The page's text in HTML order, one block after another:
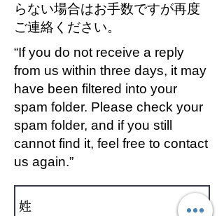
らない場合はお手数ですが再度
ご連絡ください。
“If you do not receive a reply
from us within three days, it may
have been filtered into your
spam folder. Please check your
spam folder, and if you still
cannot find it, feel free to contact
us again.”